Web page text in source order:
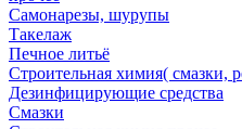
Самонарезы, шурупы
Такелаж
Печное литьё
Строительная химия( смазки,
Дезинфицирующие средства
Смазки